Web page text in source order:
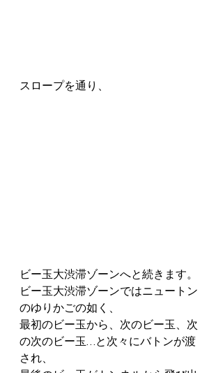
スロープを通り、
ビー玉大渋滞ゾーンへと続きます。
ビー玉大渋滞ゾーンではニュートン
のゆりかごの如く、
最初のビー玉から、次のビー玉、次
の次のビー玉…と次々にバトンが渡
され、